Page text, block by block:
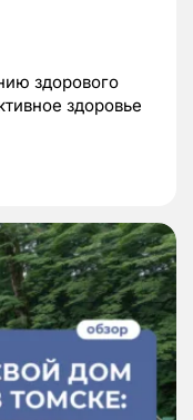
здорового
здоровье